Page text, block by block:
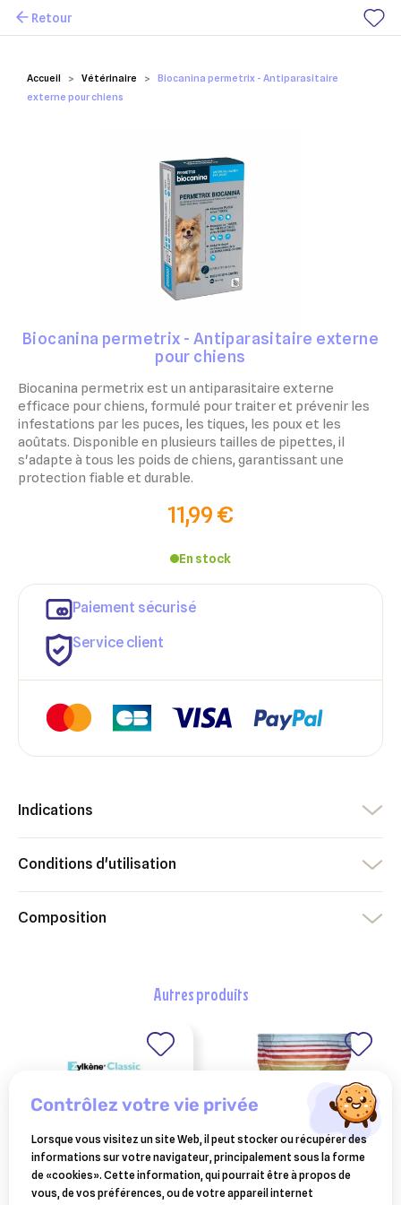
Mes favoris
Accueil Vétérinaire
Biocanina permetrix - Antiparasitaire
externe pour chiens
Retour
Biocanina permetrix - Antiparasitaire externe
pour chiens
Biocanina permetrix est un antiparasitaire externe
efficace pour chiens, formulé pour traiter et prévenir les
infestations par les puces, les tiques, les poux et les
aoûtats. Disponible en plusieurs tailles de pipettes, il
s'adapte à tous les poids de chiens, garantissant une
protection fiable et durable.
11,99 €
En stock
Paiement sécurisé
Service client
Indications
Conditions d'utilisation
Composition
autres produits
zylkene pour chiens et ferkofer® –
Ajouter à ma liste d'envies
Créer une nouvelle liste
Créer une liste d'envies
Nom de la liste d'envies
Annuler Créer une liste d'envies
Connexion
Vous devez être connecté pour ajouter des produits à votre
Annuler Connexion
contrôlez votre vie privée
Lorsque vous visitez un site Web, il peut stocker ou récupérer des
informations sur votre navigateur, principalement sous la forme
de «cookies». Cette information, qui pourrait être à propos de
vous, de vos préférences, ou de votre appareil internet